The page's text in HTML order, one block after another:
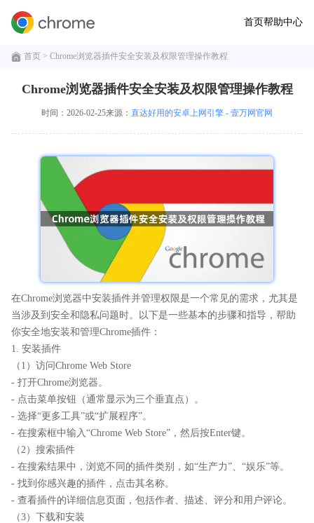
首页帮助中心
首页 > Chrome浏览器插件安全安装及权限管理操作教程
Chrome浏览器插件安全安装及权限管理操作教程
时间：2026-02-25来源： 直达好用的安卓上网引擎 - 壹万网官网
在Chrome浏览器中安装插件并管理权限是一个常见的需求，尤其是
当涉及到安全和隐私问题时。以下是一些基本的步骤和指导，帮助
你安全地安装和管理Chrome插件：
1. 安装插件
（1）访问Chrome Web Store
- 打开Chrome浏览器。
- 点击菜单按钮（通常显示为三个垂直点）。
- 选择“更多工具”或“扩展程序”。
- 在搜索框中输入“Chrome Web Store”，然后按Enter键。
（2）搜索插件
- 在搜索结果中，浏览不同的插件类别，如“生产力”、“娱乐”等。
- 找到你感兴趣的插件，点击其名称。
- 查看插件的详细信息页面，包括作者、描述、评分和用户评论。
（3）下载和安装